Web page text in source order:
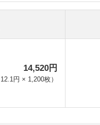
14,520円
12.1円 × 1,200枚）